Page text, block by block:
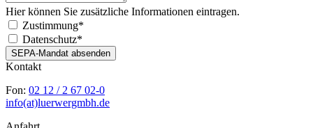
Hier können Sie zusätzliche Informationen eintragen.
Zustimmung*
Datenschutz*
SEPA-Mandat absenden
Kontakt
Fon: 02 12 / 2 67 02-0
info(at)luerwergmbh.de